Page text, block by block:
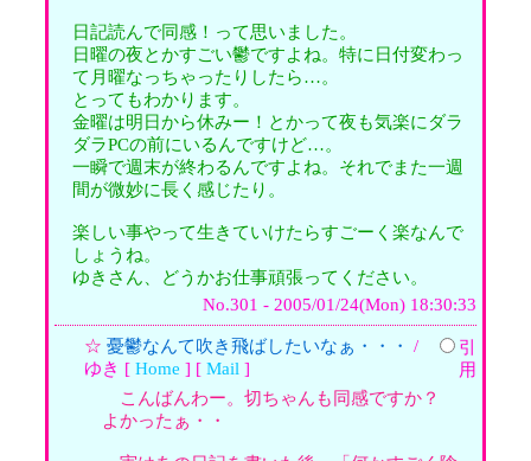
日記読んで同感！って思いました。
日曜の夜とかすごい鬱ですよね。特に日付変わっ
て月曜なっちゃったりしたら…。
とってもわかります。
金曜は明日から休みー！とかって夜も気楽にダラ
ダラPCの前にいるんですけど…。
一瞬で週末が終わるんですよね。それでまた一週
間が微妙に長く感じたり。
楽しい事やって生きていけたらすごーく楽なんで
しょうね。
ゆきさん、どうかお仕事頑張ってください。
No.301 - 2005/01/24(Mon) 18:30:33
☆ 憂鬱なんて吹き飛ばしたいなぁ・・・
/
ゆき [ Home ] [ Mail ]
引
用
こんばんわー。切ちゃんも同感ですか？
よかったぁ・・